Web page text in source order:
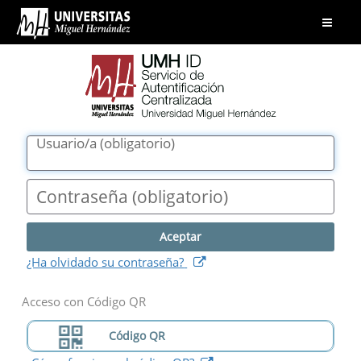
UMH
ID.
Servicio
Autentificación
Centralizada.
Universidad
Miguel
Hernández
Abrir
Usuario/a (obligatorio)
Contraseña (obligatorio)
¿Ha olvidado su contraseña? abre
Acceso con Código QR
Código QR